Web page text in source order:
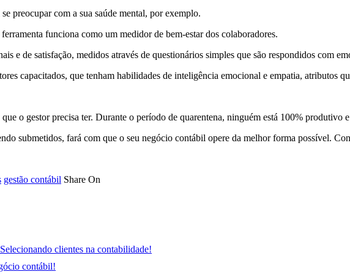
preocupar com a sua saúde mental, por exemplo.
funciona como um medidor de bem-estar dos colaboradores.
e de satisfação, medidos através de questionários simples que são respondidos com
capacitados, que tenham habilidades de inteligência emocional e empatia, atributos
o gestor precisa ter. Durante o período de quarentena, ninguém está 100% produtivo
submetidos, fará com que o seu negócio contábil opere da melhor forma possível.
gestão contábil Share On
clientes na contabilidade!
contábil!